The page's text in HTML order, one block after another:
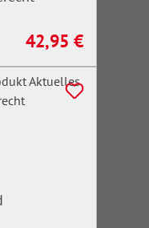
Regulärer Preis:
42,95 €